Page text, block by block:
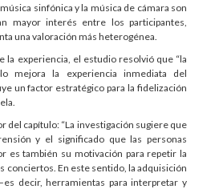
sinfónica y la música de cámara son
mayor interés entre los participantes,
una valoración más heterogénea.
la experiencia, el estudio resolvió que “la
mejora la experiencia inmediata del
un factor estratégico para la fidelización
del capítulo: “La investigación sugiere que
y el significado que las personas
es también su motivación para repetir la
conciertos. En este sentido, la adquisición
decir, herramientas para interpretar y